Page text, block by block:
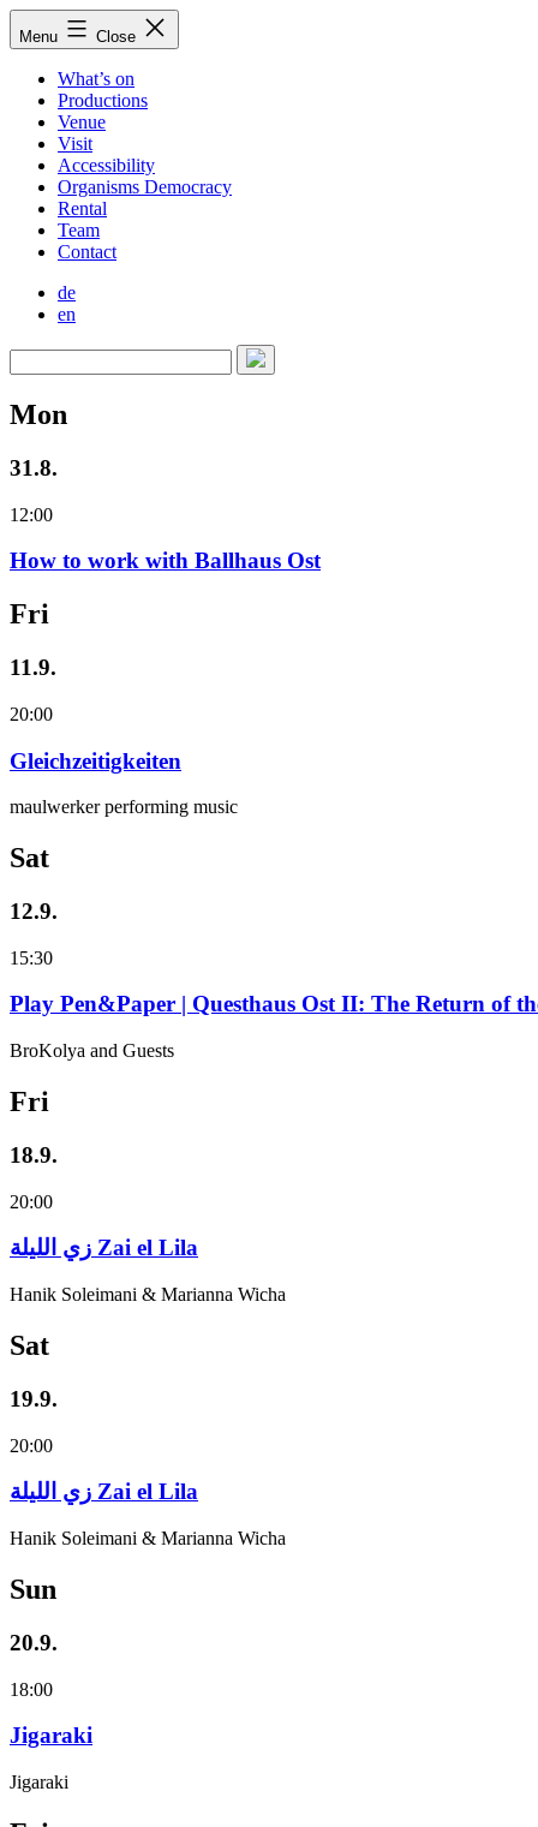
Skip
toMenu Close
What’s on
Productions
Venue
Visit
Accessibility
Organisms Democracy
Rental
Team
Contact
de
en
Mon
31.8.
12:00
How to work with Ballhaus Ost
Fri
11.9.
20:00
Gleichzeitigkeiten
maulwerker performing music
Sat
12.9.
15:30
Play Pen&Paper | Questhaus Ost II: The Return of
BroKolya and Guests
Fri
18.9.
20:00
زي‌ اللیلة Zai el Lila
Hanik Soleimani & Marianna Wicha
Sat
19.9.
20:00
زي‌ اللیلة Zai el Lila
Hanik Soleimani & Marianna Wicha
Sun
20.9.
18:00
Jigaraki
Jigaraki